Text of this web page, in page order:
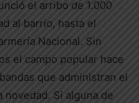
el arribo de 1.000
al barrio, hasta el
Nacional. Sin
el campo popular hace
que administran el
Si alguna de